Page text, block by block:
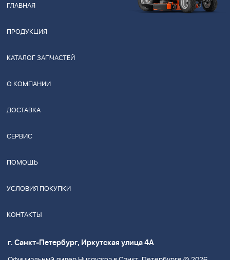
ГЛАВНАЯ
ПРОДУКЦИЯ
КАТАЛОГ ЗАПЧАСТЕЙ
О КОМПАНИИ
ДОСТАВКА
СЕРВИС
ПОМОЩЬ
УСЛОВИЯ ПОКУПКИ
КОНТАКТЫ
г. Санкт-Петербург, Иркутская улица 4А